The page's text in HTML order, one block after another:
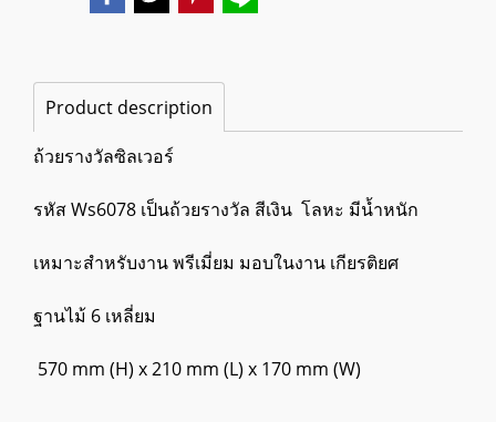
Product description
ถ้วยรางวัลซิลเวอร์
รหัส Ws6078 เป็นถ้วยรางวัล สีเงิน โลหะ มีน้ำหนัก
เหมาะสำหรับงาน พรีเมี่ยม มอบในงาน เกียรติยศ
ฐานไม้ 6 เหลี่ยม
570 mm (H) x 210 mm (L) x 170 mm (W)